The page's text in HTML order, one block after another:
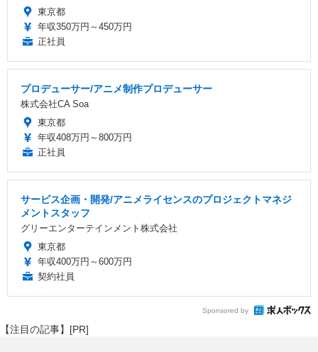
東京都
年収350万円～450万円
正社員
プロデューサー/アニメ制作プロデューサー
株式会社CA Soa
東京都
年収408万円～800万円
正社員
サービス企画・開発/アニメライセンスのプロジェクトマネジ
メントスタッフ
グリーエンターテインメント株式会社
東京都
年収400万円～600万円
契約社員
Sponsored by
【注目の記事】[PR]